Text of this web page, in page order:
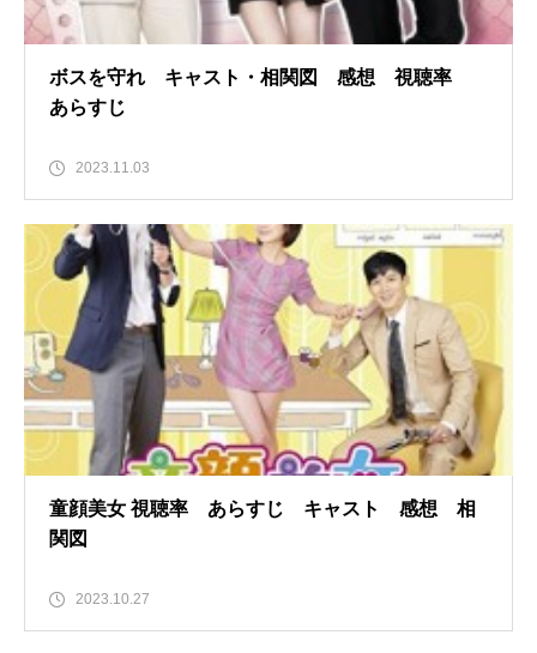
ボスを守れ キャスト・相関図 感想 視聴率
あらすじ
2023.11.03
童顔美女 視聴率 あらすじ キャスト 感想 相
関図
2023.10.27